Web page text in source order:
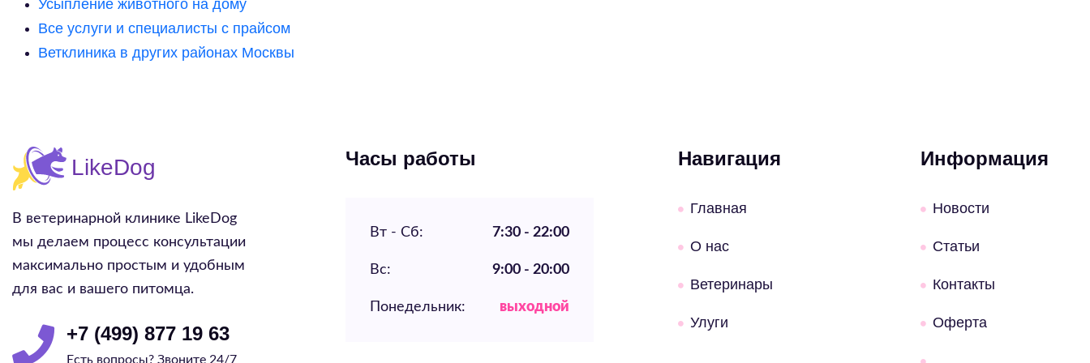
Усыпление животного на дому
Все услуги и специалисты с прайсом
Ветклиника в других районах Москвы
В ветеринарной клинике LikeDog
мы делаем процесс консультации
максимально простым и удобным
для вас и вашего питомца.
+7 (499) 877 19 63
Есть вопросы? Звоните 24/7
Часы работы
Вт - Сб: 7:30 - 22:00
Вс: 9:00 - 20:00
Понедельник: выходной
Навигация
Главная
О нас
Ветеринары
Улуги
Информация
Новости
Статьи
Контакты
Оферта